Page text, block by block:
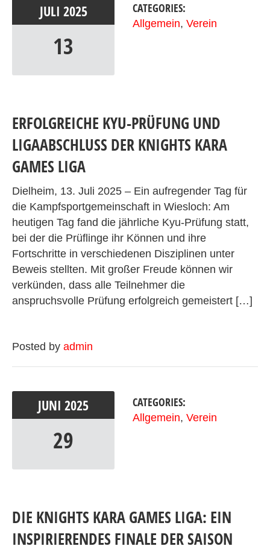
JULI 2025
13
CATEGORIES:
Allgemein, Verein
ERFOLGREICHE KYU-PRÜFUNG UND
LIGAABSCHLUSS DER KNIGHTS KARA
GAMES LIGA
Dielheim, 13. Juli 2025 – Ein aufregender Tag für
die Kampfsportgemeinschaft in Wiesloch: Am
heutigen Tag fand die jährliche Kyu-Prüfung statt,
bei der die Prüflinge ihr Können und ihre
Fortschritte in verschiedenen Disziplinen unter
Beweis stellten. Mit großer Freude können wir
verkünden, dass alle Teilnehmer die
anspruchsvolle Prüfung erfolgreich gemeistert […]
Posted by admin
JUNI 2025
29
CATEGORIES:
Allgemein, Verein
DIE KNIGHTS KARA GAMES LIGA: EIN
INSPIRIERENDES FINALE DER SAISON